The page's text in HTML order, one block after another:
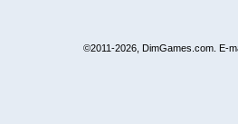
©2011-2026, DimGames.com. E-